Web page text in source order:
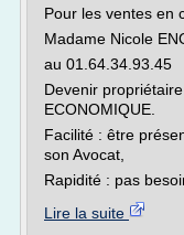
Pour les ventes en
Madame Nicole
au 01.64.34.93.45
Devenir
ECONOMIQUE.
Facilité : être
son Avocat,
Rapidité : pas
Lire la suite